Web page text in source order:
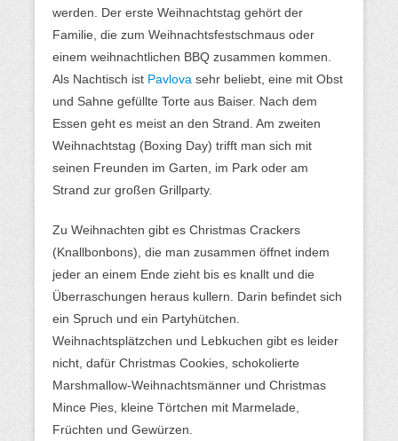
werden. Der erste Weihnachtstag gehört der
Familie, die zum Weihnachtsfestschmaus oder
einem weihnachtlichen BBQ zusammen kommen.
Als Nachtisch ist Pavlova sehr beliebt, eine mit Obst
und Sahne gefüllte Torte aus Baiser. Nach dem
Essen geht es meist an den Strand. Am zweiten
Weihnachtstag (Boxing Day) trifft man sich mit
seinen Freunden im Garten, im Park oder am
Strand zur großen Grillparty.
Zu Weihnachten gibt es Christmas Crackers
(Knallbonbons), die man zusammen öffnet indem
jeder an einem Ende zieht bis es knallt und die
Überraschungen heraus kullern. Darin befindet sich
ein Spruch und ein Partyhütchen.
Weihnachtsplätzchen und Lebkuchen gibt es leider
nicht, dafür Christmas Cookies, schokolierte
Marshmallow-Weihnachtsmänner und Christmas
Mince Pies, kleine Törtchen mit Marmelade,
Früchten und Gewürzen.